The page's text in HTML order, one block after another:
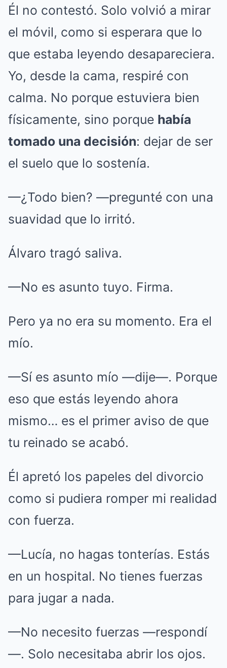
Él no contestó. Solo volvió a mirar
el móvil, como si esperara que lo
que estaba leyendo desapareciera.
Yo, desde la cama, respiré con
calma. No porque estuviera bien
físicamente, sino porque había
tomado una decisión: dejar de ser
el suelo que lo sostenía.
—¿Todo bien? —pregunté con una
suavidad que lo irritó.
Álvaro tragó saliva.
—No es asunto tuyo. Firma.
Pero ya no era su momento. Era el
mío.
—Sí es asunto mío —dije—. Porque
eso que estás leyendo ahora
mismo… es el primer aviso de que
tu reinado se acabó.
Él apretó los papeles del divorcio
como si pudiera romper mi realidad
con fuerza.
—Lucía, no hagas tonterías. Estás
en un hospital. No tienes fuerzas
para jugar a nada.
—No necesito fuerzas —respondí
—. Solo necesitaba abrir los ojos.